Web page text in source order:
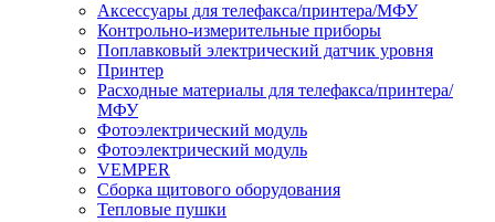
Аксессуары для телефакса/принтера/МФУ
Контрольно-измерительные приборы
Поплавковый электрический датчик уровня
Принтер
Расходные материалы для телефакса/принтера/
МФУ
Фотоэлектрический модуль
Фотоэлектрический модуль
VEMPER
Сборка щитового оборудования
Тепловые пушки